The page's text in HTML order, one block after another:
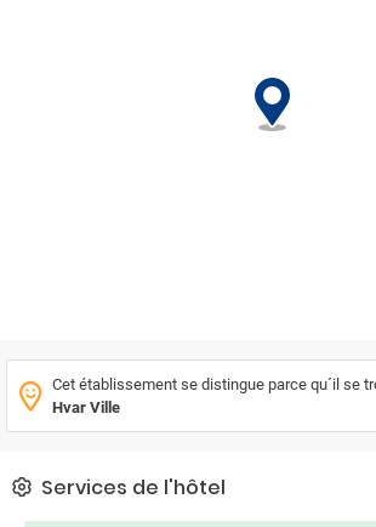
soucis du quotidien, qu'il s'agisse d'un séjour en
amis. Des places de parking sont mises à la
arrivant en voiture.Le logement a une capacité
Cet établissement se distingue parce qu´il se
Hvar Ville
Services de l'hôtel